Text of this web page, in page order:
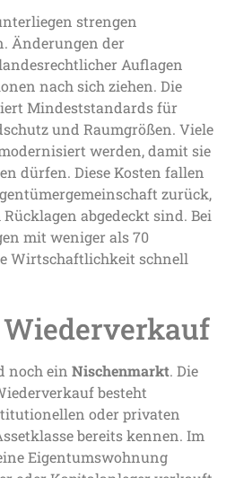
strengen
Änderungen der
Auflagen
nach sich ziehen. Die
Mindeststandards für
und Raumgrößen. Viele
werden, damit sie
dürfen. Diese Kosten fallen
zurück,
abgedeckt sind. Bei
mit weniger als 70
Wirtschaftlichkeit schnell
noch ein Nischenmarkt. Die
besteht
oder privaten
bereits kennen. Im
Eigentumswohnung